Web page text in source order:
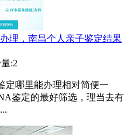
理，南昌个人亲子鉴定结果
:2
定哪里能办理相对简便一
鉴定的最好筛选，理当去有